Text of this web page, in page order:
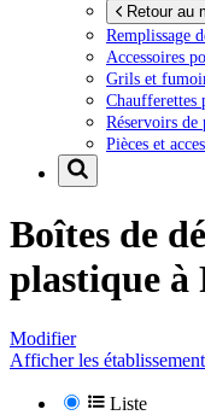
Retour au
Remplissage
Accessoires
Grils et
Chaufferettes
Réservoirs de
Pièces et
Boîtes de
plastique à
Modifier
Afficher les
Liste